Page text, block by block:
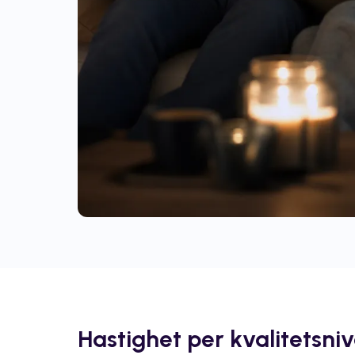
Hastighet per